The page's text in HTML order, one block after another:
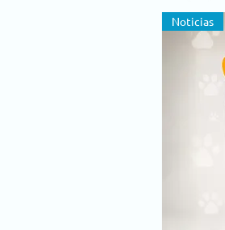
Noticias